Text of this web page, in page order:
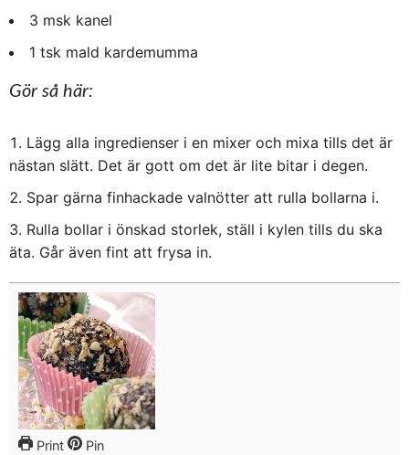
3 msk kanel
1 tsk mald kardemumma
Gör så här:
Lägg alla ingredienser i en mixer och mixa tills det är
nästan slätt. Det är gott om det är lite bitar i degen.
Spar gärna finhackade valnötter att rulla bollarna i.
Rulla bollar i önskad storlek, ställ i kylen tills du ska
äta. Går även fint att frysa in.
Print Pin